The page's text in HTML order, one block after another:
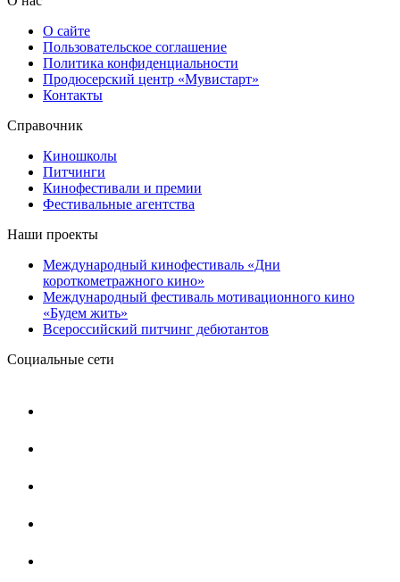
О сайте
Пользовательское соглашение
Политика конфиденциальности
Продюсерский центр «Мувистарт»
Контакты
Справочник
Киношколы
Питчинги
Кинофестивали и премии
Фестивальные агентства
Наши проекты
Международный кинофестиваль «Дни
короткометражного кино»
Международный фестиваль мотивационного кино
«Будем жить»
Всероссийский питчинг дебютантов
Социальные сети